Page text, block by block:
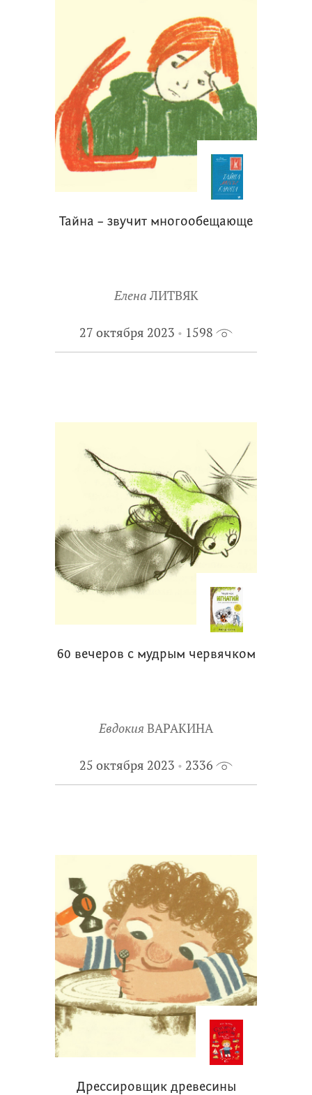
Тайна – звучит многообещающе
Елена ЛИТВЯК
27 октября 2023 1598
60 вечеров с мудрым червячком
Евдокия ВАРАКИНА
25 октября 2023 2336
Дрессировщик древесины